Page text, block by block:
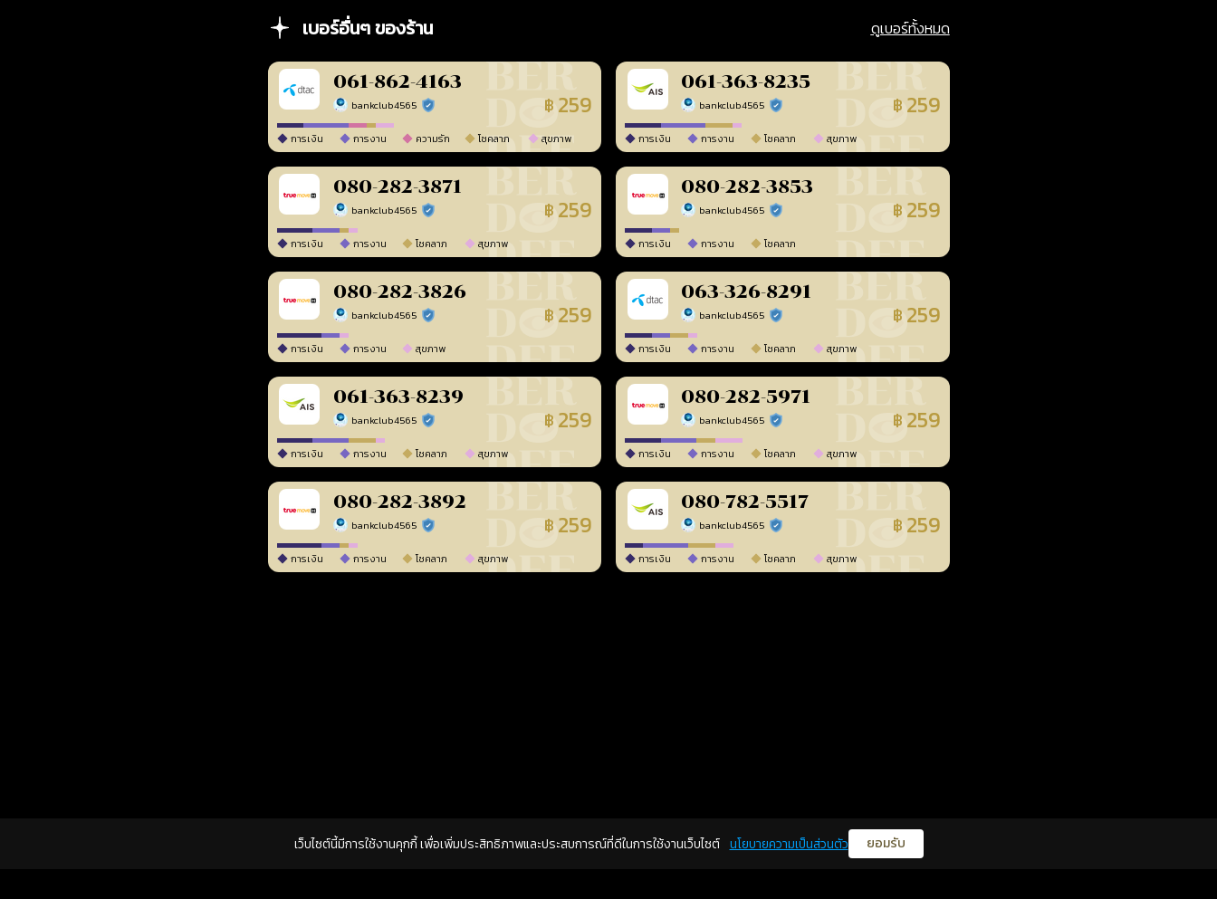
เบอร์อื่นๆ ของร้าน ดูเบอร์ทั้งหมด
061-862-4163
bankclub4565 ร้านยืนยันแล้ว ฿ 259
การเงิน การงาน ความรัก โชคลาภ สุขภาพ
061-363-8235
bankclub4565 ร้านยืนยันแล้ว ฿ 259
การเงิน การงาน โชคลาภ สุขภาพ
080-282-3871
bankclub4565 ร้านยืนยันแล้ว ฿ 259
การเงิน การงาน โชคลาภ สุขภาพ
080-282-3853
bankclub4565 ร้านยืนยันแล้ว ฿ 259
การเงิน การงาน โชคลาภ
080-282-3826
bankclub4565 ร้านยืนยันแล้ว ฿ 259
การเงิน การงาน สุขภาพ
063-326-8291
bankclub4565 ร้านยืนยันแล้ว ฿ 259
การเงิน การงาน โชคลาภ สุขภาพ
061-363-8239
bankclub4565 ร้านยืนยันแล้ว ฿ 259
การเงิน การงาน โชคลาภ สุขภาพ
080-282-5971
bankclub4565 ร้านยืนยันแล้ว ฿ 259
การเงิน การงาน โชคลาภ สุขภาพ
080-282-3892
bankclub4565 ร้านยืนยันแล้ว ฿ 259
การเงิน การงาน โชคลาภ สุขภาพ
080-782-5517
bankclub4565 ร้านยืนยันแล้ว ฿ 259
การเงิน การงาน โชคลาภ สุขภาพ
เว็บไซต์นี้มีการใช้งานคุกกี้ เพื่อเพิ่มประสิทธิภาพและประสบการณ์ที่ดีในการใช้งานเว็บไซต์ นโยบายความเป็นส่วนตัว ยอมรับ